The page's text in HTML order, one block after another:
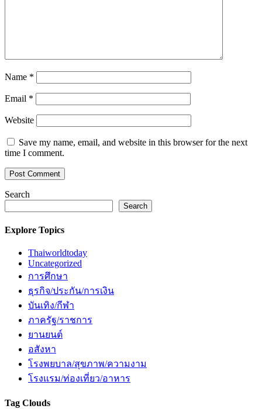
Name *
Email *
Website
Save my name, email, and website in this browser for the next
time I comment.
Search
Search
Explore Topics
Thaiworldtoday
Uncategorized
การศึกษา
ธุรกิจ/ประกัน/การเงิน
บันเทิง/กีฬา
ภาครัฐ/ราชการ
ยานยนต์
อสังหา
โรงพยบาล/สุขภาพ/ความงาม
โรงแรม/ท่องเที่ยว/อาหาร
Tag Clouds